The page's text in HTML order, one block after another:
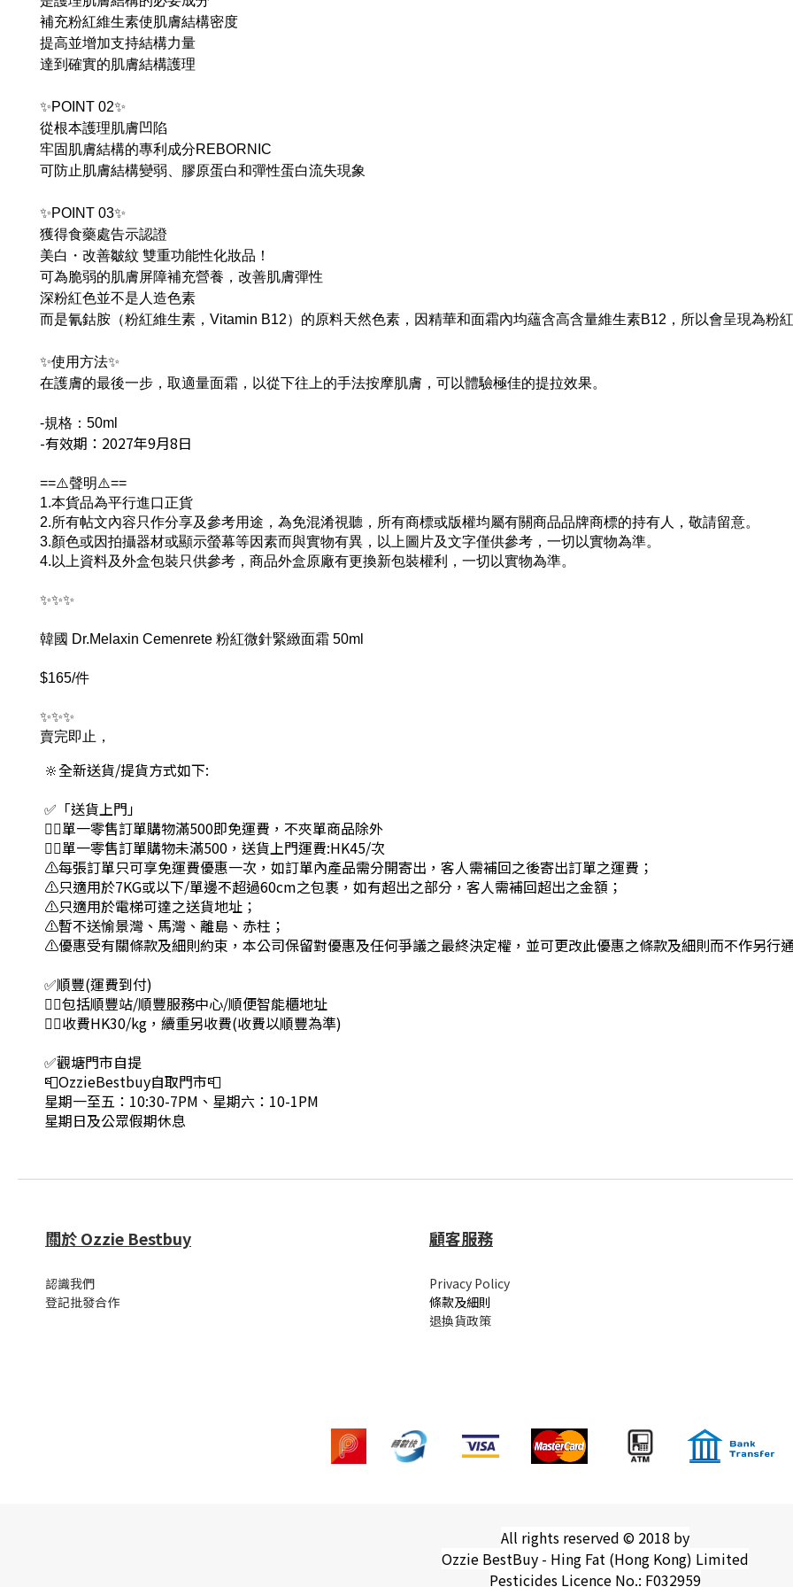
補充粉紅維生素使肌膚結構密度
提高並增加支持結構力量
達到確實的肌膚結構護理
✨POINT 02✨
從根本護理肌膚凹陷
牢固肌膚結構的專利成分REBORNIC
可防止肌膚結構變弱、膠原蛋白和彈性蛋白流失現象
✨POINT 03✨
獲得食藥處告示認證
美白・改善皺紋 雙重功能性化妝品！
可為脆弱的肌膚屏障補充營養，改善肌膚彈性
深粉紅色並不是人造色素
而是氰鈷胺（粉紅維生素，Vitamin B12）的原料天然色素，因精華和面霜內均蘊含高含量維生素B12，所以會呈現為粉
✨使用方法✨
在護膚的最後一步，取適量面霜，以從下往上的手法按摩肌膚，可以體驗極佳的提拉效果。
-規格：50ml
-有效期：2027年9月8日
==⚠️聲明⚠️==
1.本貨品為平行進口正貨
2.所有帖文內容只作分享及參考用途，為免混淆視聽，所有商標或版權均屬有關商品品牌商標的持有人，敬請留意。
3.顏色或因拍攝器材或顯示螢幕等因素而與實物有異，以上圖片及文字僅供參考，一切以實物為準。
4.以上資料及外盒包裝只供參考，商品外盒原廠有更換新包裝權利，一切以實物為準。
✨✨✨
韓國 Dr.Melaxin Cemenrete 粉紅微針緊緻面霜 50ml
$165/件
✨✨✨
賣完即止 ，
🔆全新送貨/提貨方式如下:
✅「送貨上門」
👉🏻單一零售訂單購物滿500即免運費，不夾單商品除外
👉🏻單一零售訂單購物未滿500，送貨上門運費:HK45/次
⚠每張訂單只可享免運費優惠一次，如訂單內產品需分開寄出，客人需補回之後寄出訂單之運費；
⚠只適用於7KG或以下/單邊不超過60cm之包裹，如有超出之部分，客人需補回超出之金額；
⚠只適用於電梯可達之送貨地址；
⚠暫不送愉景灣、馬灣、離島、赤柱；
⚠優惠受有關條款及細則約束，本公司保留對優惠及任何爭議之最終決定權，並可更改此優惠之條款及細則而不作另行
✅順豐(運費到付)
👉🏻包括順豐站/順豐服務中心/順便智能櫃地址
👉🏻收費HK30/kg，續重另收費(收費以順豐為準)
✅觀塘門市自提
📮OzzieBestbuy自取門市📮
星期一至五：10:30-7PM、星期六：10-1PM
星期日及公眾假期休息
關於 Ozzie Bestbuy
認識我們
登記批發合作
顧客服務
Privacy Policy
條款及細則
退換貨政策
All rights reserved © 2018 by
Ozzie BestBuy - Hing Fat (Hong Kong) Limited
Pesticides Licence No.: F032959